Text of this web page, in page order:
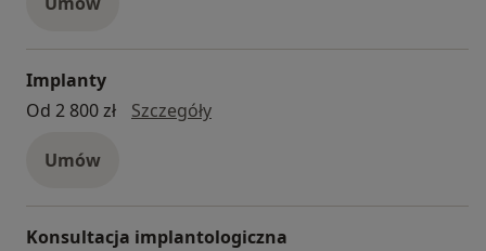
Implanty
Od 2 800 zł
Szczegółyimplanty
Umów
Konsultacja implantologiczna